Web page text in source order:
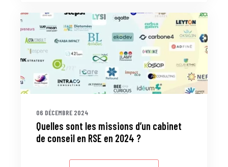
06 DÉCEMBRE 2024
Quelles sont les missions d’un cabinet
de conseil en RSE en 2024 ?